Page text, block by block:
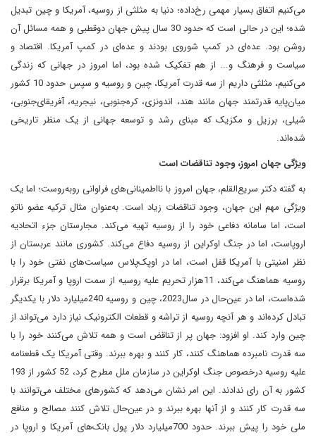
می‌کنیم اتفاق بسیار مهمی رخ‌داده؛ دنیا به مثلثی از روسیه، آمریکا و چین تبدیل
شده‌؛ این در حالی است که حدود 30 سال‌ پیش جهان دو‌قطبی و همه مسائل آن
روشن بود. عده‌ای در کمپ شوروی بودند و عده‌ای در کمپ آمریکا. اقتصاد و
سیاست و فرهنگ و... از هم تفکیک شده‌ بود، اما امروز در جهانی که زندگی
می‌کنیم، مثلثی داریم از سه قدرت آمریکا، چین و روسیه و سپس حدود 10 کشور
میان‌پایه قدرتمند جهان مانند هند، اندونزی، کره‌جنوبی، نیجریه، آفریقای‌جنوبی،
شیلی، برزیل و مکزیک که مبنای رشد و توسعه جهانی از یک منظر تاریخی
شده‌اند.
ویژگی جهان امروز، وجود تناقضات است
به گفته دکتر سریع‌القلم، جهان امروز با نااطمینانی‌های فراوانی روبه‌روست؛ اما یک
ویژگی مهم این جهان، وجود تناقضات زیاد است. به‌عنوان مثال ترکیه عضو ناتو
است، اما سامانه دفاعی خود را از روسیه تهیه می‌کند. مجارستان جزء اتحادیه
اروپاست، اما در جنگ اوکراین از روسیه دفاع می‌کند. کشوری مانند عربستان از
نظر امنیتی با آمریکا قفل است، اما در اوپک‌پلاس سیاست‌های نفتی خود را با
روسیه هماهنگ می‌کند، 1‌1هزار تحریم علیه روسیه از سمت اروپا و آمریکا برقرار
شده‌است، اما در عین‌حال در سال‌2023، چین و روسیه 240‌میلیارد دلار با یکدیگر
تبادل کرده‌اند و هر آنچه روسیه از تراشه و قطعات الکترونیک نیاز دارد می‌تواند از
چین وارد کند. او افزود: جهان پر از تناقض است و همه تلاش می‌کنند خود را با
سه قدرت نامبرده هماهنگ کنند، کار کنند و بهره ببرند. وقتی آمریکا یک قطعنامه
علیه روسیه درخصوص جنگ اوکراین در سازمان‌ ملل مطرح کرد، 52 کشور از 193
کشور به آن رای ندادند. این امر نشان می‌دهد که کشورهای مختلف می‌توانند با
سه قدرت کار کنند و از آنها بهره ببرند و در عین‌حال تلاش کنند مصالح و منافع
ملی خود را پیش ببرند. حدود 700‌میلیارد دلار پول بانک‌های آمریکا و اروپا در